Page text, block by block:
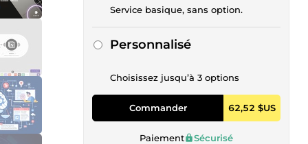
Service basique, sans option.
Personnalisé
Choisissez jusqu’à 3 options
Commander 62,52 $US
Paiement Sécurisé